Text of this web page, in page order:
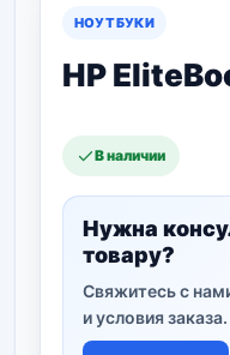
НОУТБУКИ
HP
В наличии
Нужна
товару?
Свяжитесь с
и условия заказа.